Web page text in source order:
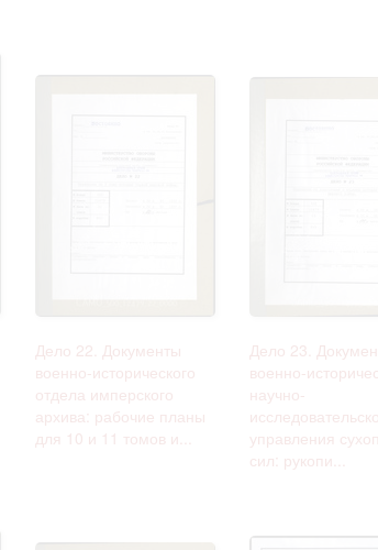
Дело 22. Документы
военно-исторического
отдела имперского
архива: рабочие планы
для 10 и 11 томов и...
Дело 23.
военно-
научно-
управления
сил: рукопи...